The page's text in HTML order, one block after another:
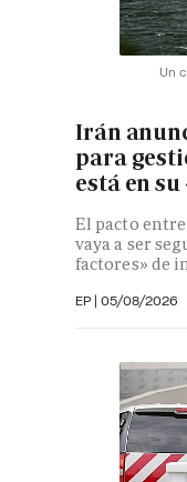
Un
Irán
para
está en
El pacto
vaya a ser
factores» de
EP | 05/08/2026